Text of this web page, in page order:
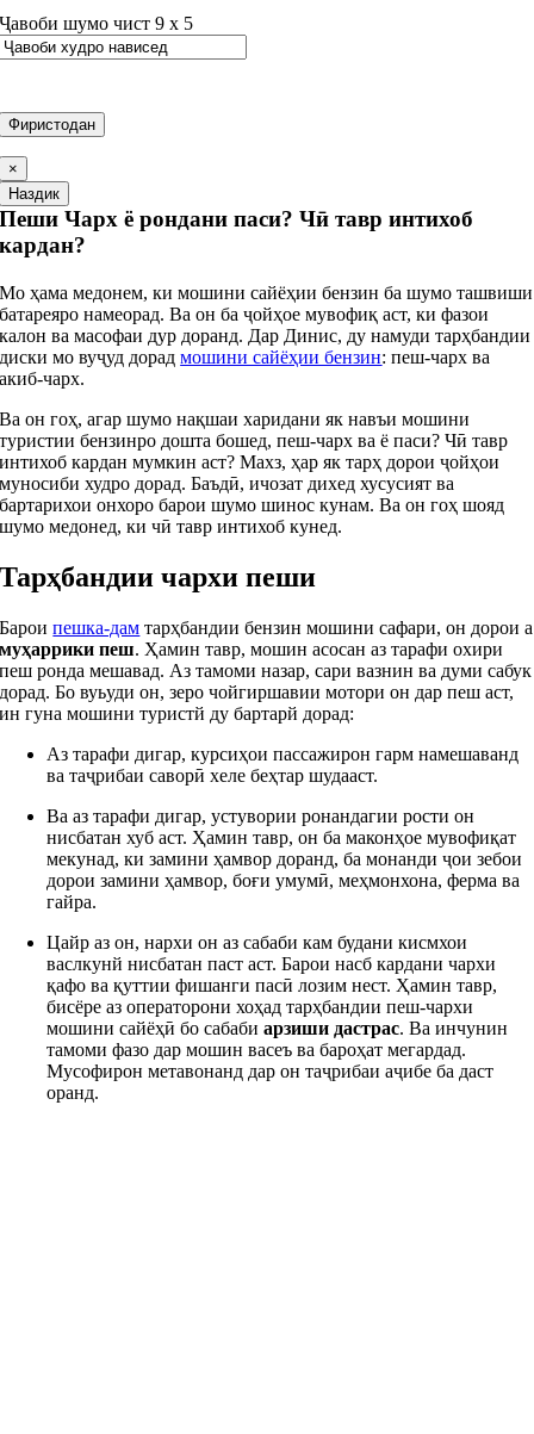
Ҷавоби шумо чист9 х 5
×
Наздик
Пеши Чарх ё рондани паси? Чӣ тавр интихоб
кардан?
Мо ҳама медонем, ки мошини сайёҳии бензин ба шумо ташвиши
батареяро намеорад. Ва он ба ҷойҳое мувофиқ аст, ки фазои
калон ва масофаи дур доранд. Дар Динис, ду намуди тарҳбандии
диски мо вуҷуд дорадмошини сайёҳии бензин: пеш-чарх ва
акиб-чарх.
Ва он гоҳ, агар шумо нақшаи харидани як навъи мошини
туристии бензинро дошта бошед, пеш-чарх ва ё паси? Чӣ тавр
интихоб кардан мумкин аст? Махз, ҳар як тарҳ дорои ҷойҳои
муносиби худро дорад. Баъдӣ, ичозат дихед хусусият ва
бартарихои онхоро барои шумо шинос кунам. Ва он гоҳ шояд
шумо медонед, ки чӣ тавр интихоб кунед.
Тарҳбандии чархи пеши
Бароипешка-дам тарҳбандии бензин мошини сафари, он дорои а
муҳаррики пеш. Ҳамин тавр, мошин асосан аз тарафи охири
пеш ронда мешавад. Аз тамоми назар, сари вазнин ва думи сабук
дорад. Бо вуьуди он, зеро чойгиршавии мотори он дар пеш аст,
ин гуна мошини туристй ду бартарй дорад:
Аз тарафи дигар, курсиҳои пассажирон гарм намешаванд
ва таҷрибаи саворӣ хеле беҳтар шудааст.
Ва аз тарафи дигар, устувории ронандагии рости он
нисбатан хуб аст. Ҳамин тавр, он ба маконҳое мувофиқат
мекунад, ки замини ҳамвор доранд, ба монанди ҷои зебои
дорои замини ҳамвор, боғи умумӣ, меҳмонхона, ферма ва
гайра.
Цайр аз он, нархи он аз сабаби кам будани кисмхои
васлкунй нисбатан паст аст. Барои насб кардани чархи
қафо ва қуттии фишанги пасӣ лозим нест. Ҳамин тавр,
бисёре аз операторони хоҳад тарҳбандии пеш-чархи
мошини сайёҳӣ бо сабабиарзиши дастрас. Ва инчунин
тамоми фазо дар мошин васеъ ва бароҳат мегардад.
Мусофирон метавонанд дар он таҷрибаи аҷибе ба даст
оранд.